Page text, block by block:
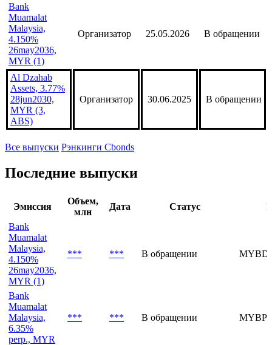
Bank
Muamalat
Malaysia,
4.150%
26may2036,
MYR (1)
Организатор 25.05.2026 В обращении
Al Dzahab
Assets, 3.77%
28jun2030,
MYR (3,
ABS)
Организатор 30.06.2025 В обращении
Все выпуски Рэнкинги Cbonds
Последние выпуски
Эмиссия
Объем,
млн
Дата Статус
Bank
Muamalat
Malaysia,
4.150%
26may2036,
MYR (1)
*** *** В обращении
Bank
Muamalat
Malaysia,
6.35%
perp., MYR
*** *** В обращении